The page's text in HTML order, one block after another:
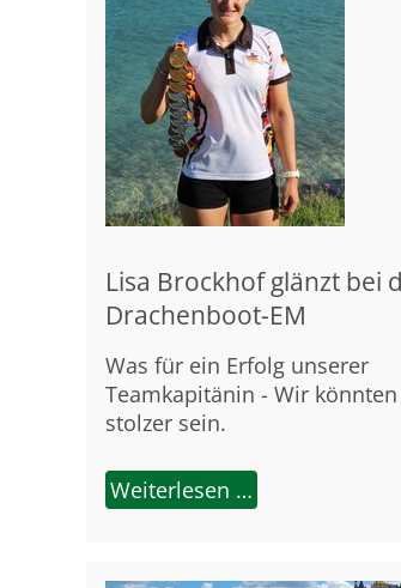
Lisa Brockhof glänzt bei
Drachenboot-EM
Was für ein Erfolg unserer
Teamkapitänin - Wir
stolzer sein.
Weiterlesen …